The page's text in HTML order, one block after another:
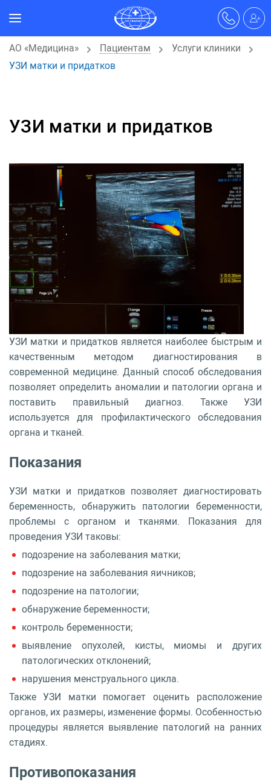
АО «Медицина» Пациентам
Услуги клиники
УЗИ матки и придатков
УЗИ матки и придатков
УЗИ матки и придатков является наиболее быстрым и
качественным методом диагностирования в
современной медицине. Данный способ обследования
позволяет определить аномалии и патологии органа и
поставить правильный диагноз. Также УЗИ
используется для профилактического обследования
органа и тканей.
Показания
УЗИ матки и придатков позволяет диагностировать
беременность, обнаружить патологии беременности,
проблемы с органом и тканями. Показания для
проведения УЗИ таковы:
подозрение на заболевания матки;
подозрение на заболевания яичников;
подозрение на патологии;
обнаружение беременности;
контроль беременности;
выявление опухолей, кисты, миомы и других
патологических отклонений;
нарушения менструального цикла.
Также УЗИ матки помогает оценить расположение
органов, их размеры, изменение формы. Особенностью
процедуры является выявление патологий на ранних
стадиях.
Противопоказания